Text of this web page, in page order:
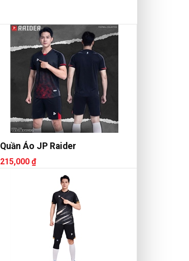
Quần Áo JP Raider
215,000 ₫